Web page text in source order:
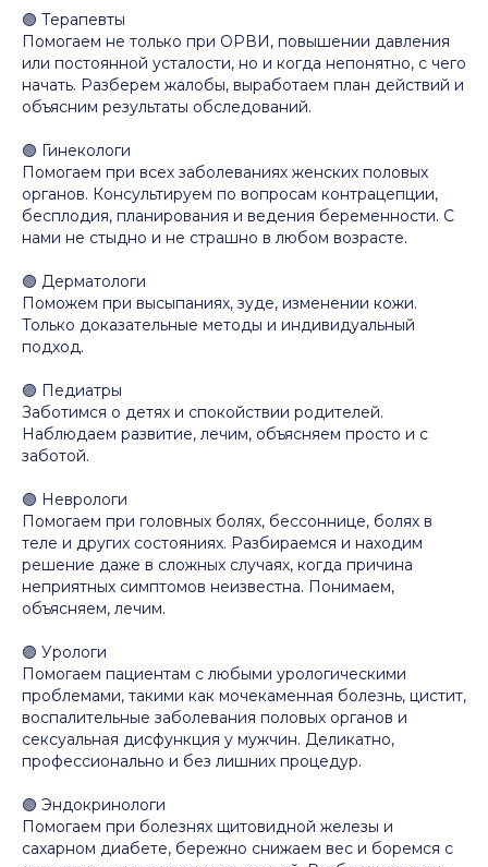
🟣 Терапевты
Помогаем не только при ОРВИ, повышении давления
или постоянной усталости, но и когда непонятно, с чего
начать. Разберем жалобы, выработаем план действий и
объясним результаты обследований.
🟣 Гинекологи
Помогаем при всех заболеваниях женских половых
органов. Консультируем по вопросам контрацепции,
бесплодия, планирования и ведения беременности. С
нами не стыдно и не страшно в любом возрасте.
🟣 Дерматологи
Поможем при высыпаниях, зуде, изменении кожи.
Только доказательные методы и индивидуальный
подход.
🟣 Педиатры
Заботимся о детях и спокойствии родителей.
Наблюдаем развитие, лечим, объясняем просто и с
заботой.
🟣 Неврологи
Помогаем при головных болях, бессоннице, болях в
теле и других состояниях. Разбираемся и находим
решение даже в сложных случаях, когда причина
неприятных симптомов неизвестна. Понимаем,
объясняем, лечим.
🟣 Урологи
Помогаем пациентам с любыми урологическими
проблемами, такими как мочекаменная болезнь, цистит,
воспалительные заболевания половых органов и
сексуальная дисфункция у мужчин. Деликатно,
профессионально и без лишних процедур.
🟣 Эндокринологи
Помогаем при болезнях щитовидной железы и
сахарном диабете, бережно снижаем вес и боремся с